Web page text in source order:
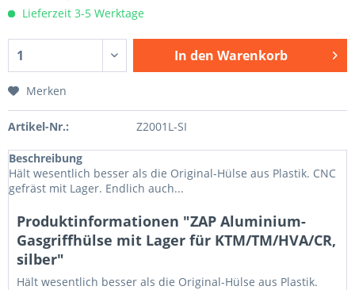
Lieferzeit 3-5 Werktage
In den Warenkorb
Merken
Artikel-Nr.: Z2001L-SI
Beschreibung
Hält wesentlich besser als die Original-Hülse aus Plastik. CNC
gefräst mit Lager. Endlich auch...
Produktinformationen "ZAP Aluminium-
Gasgriffhülse mit Lager für KTM/TM/HVA/CR,
silber"
Hält wesentlich besser als die Original-Hülse aus Plastik.